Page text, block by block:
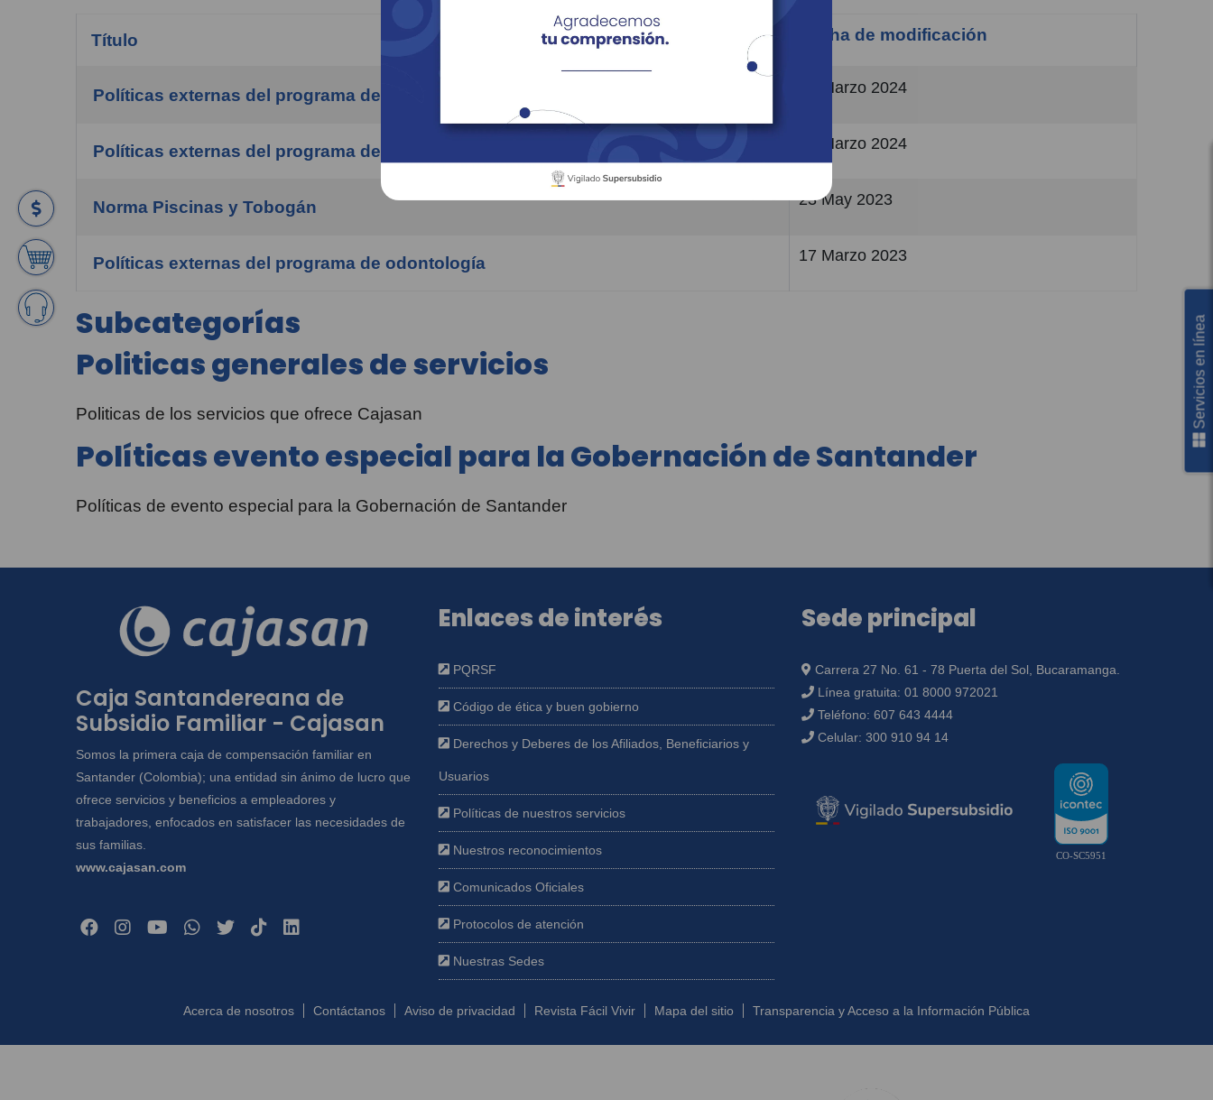
COM_CONTENT_ARTICLES_TABLE_CAPTION
Título Fecha de modificación
Políticas externas del programa de nutrición 20 Marzo 2024
Políticas externas del programa de vacunación 20 Marzo 2024
Norma Piscinas y Tobogán 23 May 2023
Políticas externas del programa de odontología 17 Marzo 2023
Subcategorías
Politicas generales de servicios
Politicas de los servicios que ofrece Cajasan
Políticas evento especial para la Gobernación de Santander
Políticas de evento especial para la Gobernación de Santander
Caja Santandereana de
Subsidio Familiar - Cajasan
Somos la primera caja de compensación familiar en
Santander (Colombia); una entidad sin ánimo de lucro que
ofrece servicios y beneficios a empleadores y
trabajadores, enfocados en satisfacer las necesidades de
sus familias.
www.cajasan.com
Enlaces de interés
PQRSF
Código de ética y buen gobierno
Derechos y Deberes de los Afiliados, Beneficiarios y
Usuarios
Políticas de nuestros servicios
Nuestros reconocimientos
Comunicados Oficiales
Protocolos de atención
Nuestras Sedes
Sede principal
Carrera 27 No. 61 - 78 Puerta del Sol, Bucaramanga.
Línea gratuita: 01 8000 972021
Teléfono: 607 643 4444
Celular: 300 910 94 14
CO-SC5951
Acerca de nosotros Contáctanos Aviso de privacidad Revista Fácil Vivir Mapa del sitio Transparencia y Acceso a la Información Pública
Servicios en línea